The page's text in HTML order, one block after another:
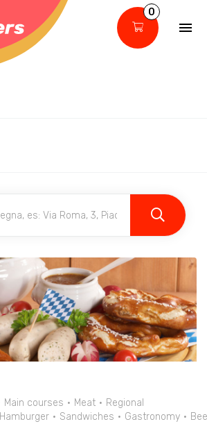
0
Main courses Meat
Regional
Hamburger Sandwiches Gastronomy